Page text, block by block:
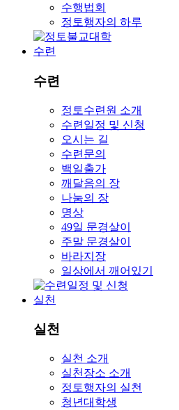
수행법회
정토행자의 하루
수련
수련
정토수련원 소개
수련일정 및 신청
오시는 길
수련문의
백일출가
깨달음의 장
나눔의 장
명상
49일 문경살이
주말 문경살이
바라지장
일상에서 깨어있기
실천
실천
실천 소개
실천장소 소개
정토행자의 실천
청년대학생